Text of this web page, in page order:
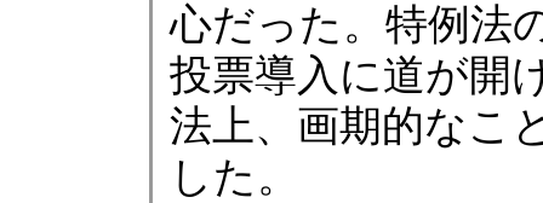
心だった。特例法
投票導入に道が開
法上、画期的なこ
した。